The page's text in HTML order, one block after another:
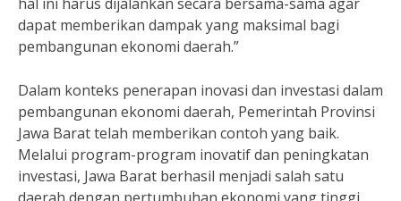
dapat memberikan dampak yang maksimal bagi
pembangunan ekonomi daerah.”
Dalam konteks penerapan inovasi dan investasi dalam
pembangunan ekonomi daerah, Pemerintah Provinsi
Jawa Barat telah memberikan contoh yang baik.
Melalui program-program inovatif dan peningkatan
investasi, Jawa Barat berhasil menjadi salah satu